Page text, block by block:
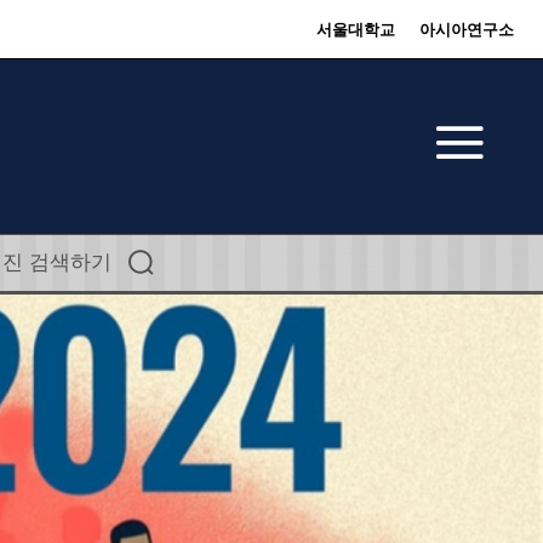
서울대학교 아시아연구소
검색하기